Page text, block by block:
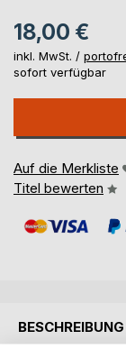
18,00 €
inkl. MwSt. /
sofort verfügbar
Auf die Merkliste
Titel bewerten
BESCHREIBUNG